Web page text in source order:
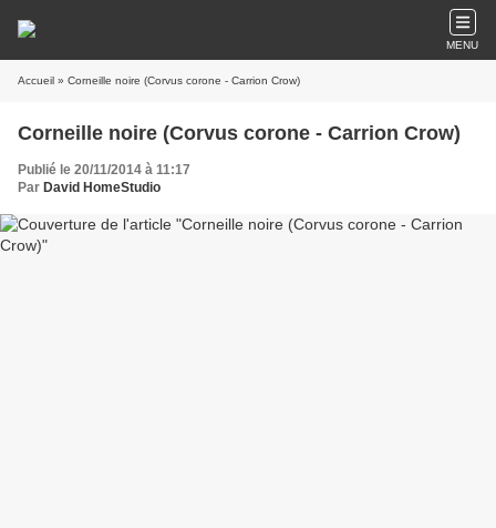
MENU
Accueil » Corneille noire (Corvus corone - Carrion Crow)
Corneille noire (Corvus corone - Carrion Crow)
Publié le 20/11/2014 à 11:17
Par David HomeStudio